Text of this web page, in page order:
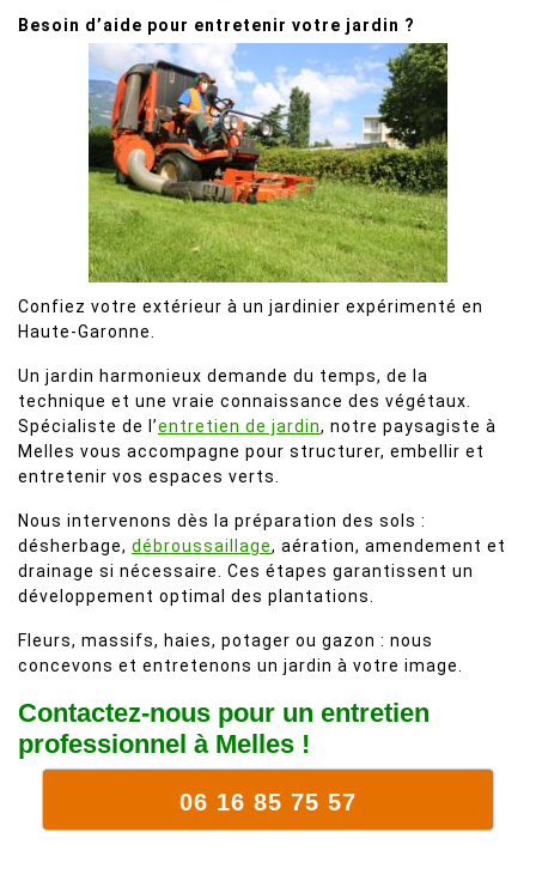
Besoin d’aide pour entretenir votre jardin ?
Confiez votre extérieur à un jardinier expérimenté en
Haute-Garonne.
Un jardin harmonieux demande du temps, de la
technique et une vraie connaissance des végétaux.
Spécialiste de l’entretien de jardin, notre paysagiste à
Melles vous accompagne pour structurer, embellir et
entretenir vos espaces verts.
Nous intervenons dès la préparation des sols :
désherbage, débroussaillage, aération, amendement et
drainage si nécessaire. Ces étapes garantissent un
développement optimal des plantations.
Fleurs, massifs, haies, potager ou gazon : nous
concevons et entretenons un jardin à votre image.
Contactez-nous pour un entretien
professionnel à Melles !
06 16 85 75 57